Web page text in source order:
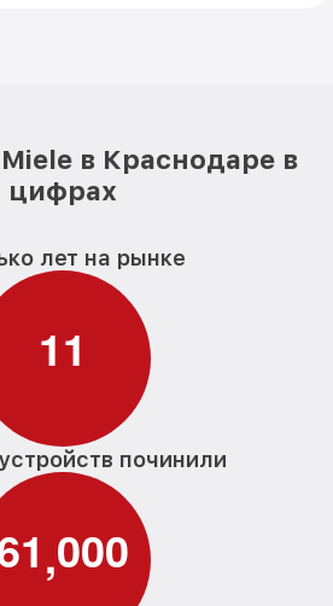
в Краснодаре в
цифрах
лет на рынке
11
починили
1,000